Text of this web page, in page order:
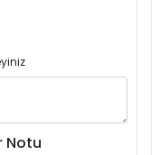
Notu